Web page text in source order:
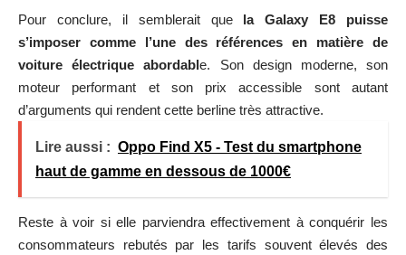
Pour conclure, il semblerait que la Galaxy E8 puisse
s’imposer comme l’une des références en matière de
voiture électrique abordable. Son design moderne, son
moteur performant et son prix accessible sont autant
d’arguments qui rendent cette berline très attractive.
Lire aussi : Oppo Find X5 - Test du smartphone
haut de gamme en dessous de 1000€
Reste à voir si elle parviendra effectivement à conquérir les
consommateurs rebutés par les tarifs souvent élevés des